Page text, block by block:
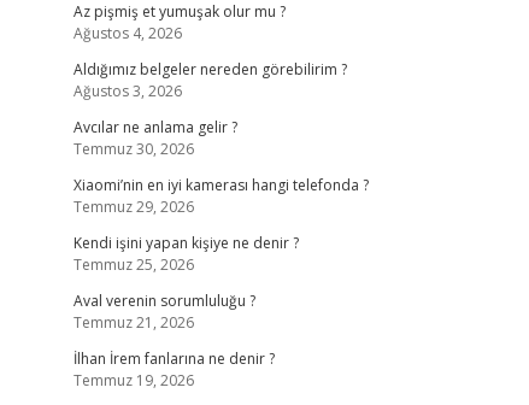
Az pişmiş et yumuşak olur mu ?
Ağustos 4, 2026
Aldığımız belgeler nereden görebilirim ?
Ağustos 3, 2026
Avcılar ne anlama gelir ?
Temmuz 30, 2026
Xiaomi’nin en iyi kamerası hangi telefonda ?
Temmuz 29, 2026
Kendi işini yapan kişiye ne denir ?
Temmuz 25, 2026
Aval verenin sorumluluğu ?
Temmuz 21, 2026
İlhan İrem fanlarına ne denir ?
Temmuz 19, 2026